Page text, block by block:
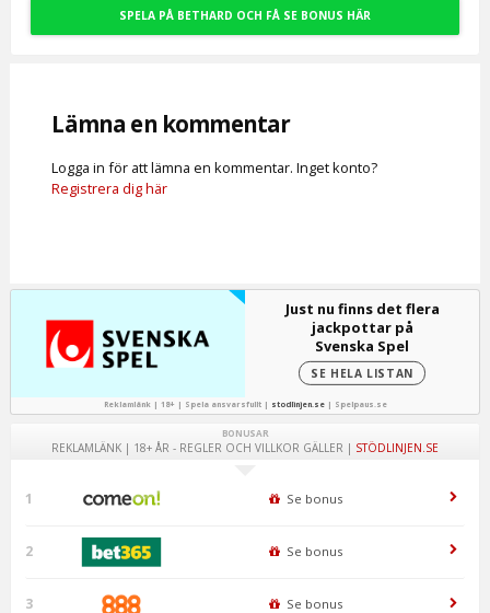
SPELA PÅ BETHARD OCH FÅ SE BONUS HÄR
Lämna en kommentar
Logga in för att lämna en kommentar. Inget konto?
Registrera dig här
Just nu finns det flera
jackpottar på
Svenska Spel
SE HELA LISTAN
Reklamlänk | 18+ | Spela ansvarsfullt | stodlinjen.se| Spelpaus.se
BONUSAR
REKLAMLÄNK | 18+ ÅR - REGLER OCH VILLKOR GÄLLER | STÖDLINJEN.SE
1 Se bonus
2 Se bonus
3 Se bonus